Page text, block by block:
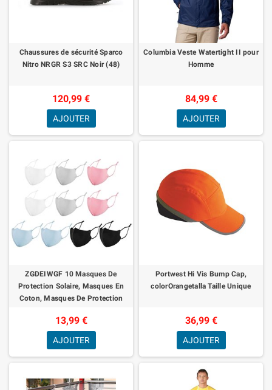
Chaussures de sécurité Sparco
Nitro NRGR S3 SRC Noir (48)
120,99 €
AJOUTER
Columbia Veste Watertight II pour
Homme
84,99 €
AJOUTER
ZGDEIWGF 10 Masques De
Protection Solaire, Masques En
Coton, Masques De Protection
Poussière Extérieurs
13,99 €
AJOUTER
Portwest Hi Vis Bump Cap,
colorOrangetalla Taille Unique
36,99 €
AJOUTER